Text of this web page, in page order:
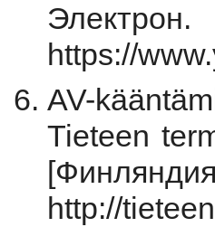
https://
AV-
Tieteen
http://